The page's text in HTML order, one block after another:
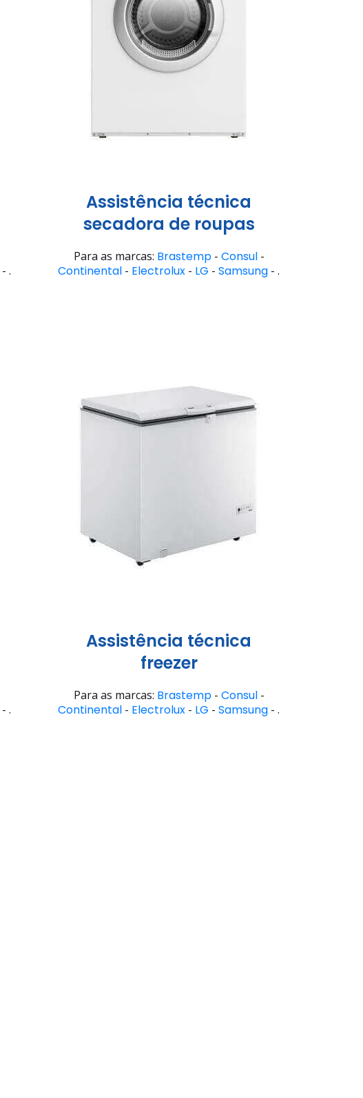
- .
Assistência técnica
secadora de roupas
Para as marcas: Brastemp- Consul-
Continental - Electrolux - LG - Samsung - .
- .
Assistência técnica
freezer
Para as marcas: Brastemp- Consul-
Continental - Electrolux - LG - Samsung - .